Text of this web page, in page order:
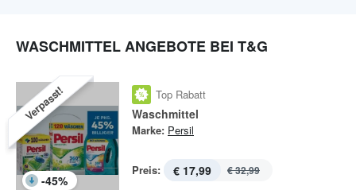
WASCHMITTEL ANGEBOTE BEI T&G
Verpasst!
-45%
Top Rabatt
Waschmittel
Marke: Persil
Preis: € 17,99 € 32,99